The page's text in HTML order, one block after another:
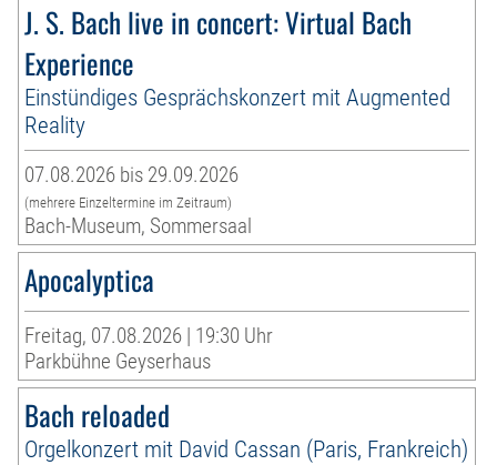
J. S. Bach live in concert: Virtual Bach
Experience
Einstündiges Gesprächskonzert mit Augmented
Reality
07.08.2026 bis 29.09.2026
(mehrere Einzeltermine im Zeitraum)
Bach-Museum, Sommersaal
Apocalyptica
Freitag, 07.08.2026 | 19:30 Uhr
Parkbühne Geyserhaus
Bach reloaded
Orgelkonzert mit David Cassan (Paris, Frankreich)